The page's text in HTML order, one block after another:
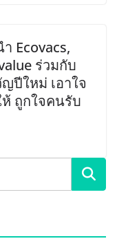
Ecovacs,
ร่วมกับ
ปีใหม่ เอาใจ
ห้ ถูกใจคนรับ